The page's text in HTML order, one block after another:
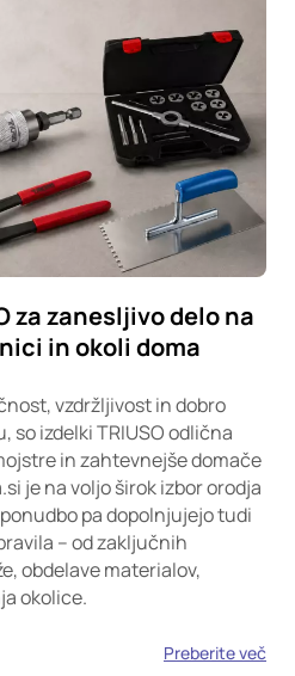
za zanesljivo delo na
in okoli doma
vzdržljivost in dobro
so izdelki TRIUSO odlična
in zahtevnejše domače
je na voljo širok izbor orodja
pa dopolnjujejo tudi
– od zaključnih
obdelave materialov,
okolice.
Preberite več